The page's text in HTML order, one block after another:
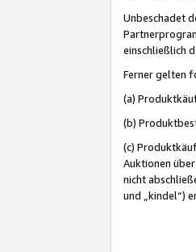
Unbeschadet
einschließlich
Ferner gelten
(a)
(b)
(c)
Auktionen
nicht
und „kindel“)